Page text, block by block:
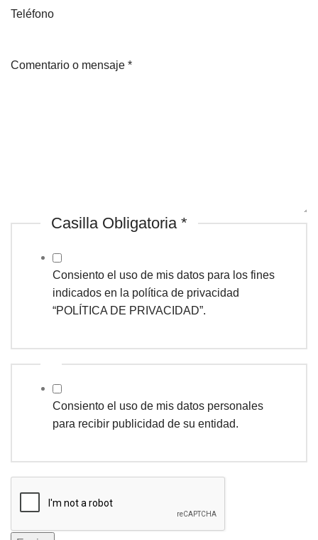
Teléfono
Comentario o mensaje *
Casilla Obligatoria *
Consiento el uso de mis datos para los fines
indicados en la política de privacidad
“POLÍTICA DE PRIVACIDAD”.
Consiento el uso de mis datos personales
para recibir publicidad de su entidad.